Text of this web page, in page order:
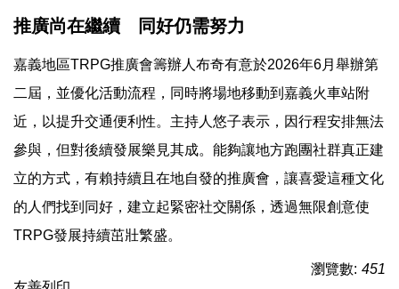
推廣尚在繼續 同好仍需努力
嘉義地區TRPG推廣會籌辦人布奇有意於2026年6月舉辦第
二屆，並優化活動流程，同時將場地移動到嘉義火車站附
近，以提升交通便利性。主持人悠子表示，因行程安排無法
參與，但對後續發展樂見其成。能夠讓地方跑團社群真正建
立的方式，有賴持續且在地自發的推廣會，讓喜愛這種文化
的人們找到同好，建立起緊密社交關係，透過無限創意使
TRPG發展持續茁壯繁盛。
瀏覽數: 451